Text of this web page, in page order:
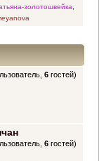
золотошвейка
6 гостей)
6 гостей)